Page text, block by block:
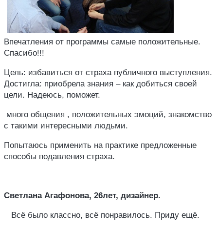
Впечатления от программы самые положительные.
Спасибо!!!
Цель: избавиться от страха публичного выступления.
Достигла: приобрела знания – как добиться своей
цели. Надеюсь, поможет.
много общения , положительных эмоций, знакомство
с такими интересными людьми.
Попытаюсь применить на практике предложенные
способы подавления страха.
Светлана Агафонова, 26лет, дизайнер.
Всё было классно, всё понравилось. Приду ещё.